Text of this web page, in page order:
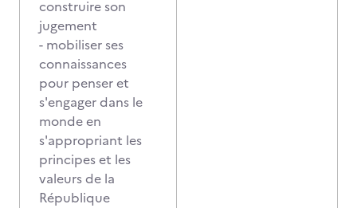
construire son
jugement
- mobiliser ses
connaissances
pour penser et
s'engager dans le
monde en
s'appropriant les
principes et les
valeurs de la
République